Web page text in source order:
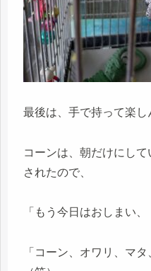
最後は、手で持って楽し
コーンは、朝だけにし
されたので、
「もう今日はおしまい、
「コーン、オワリ、マ